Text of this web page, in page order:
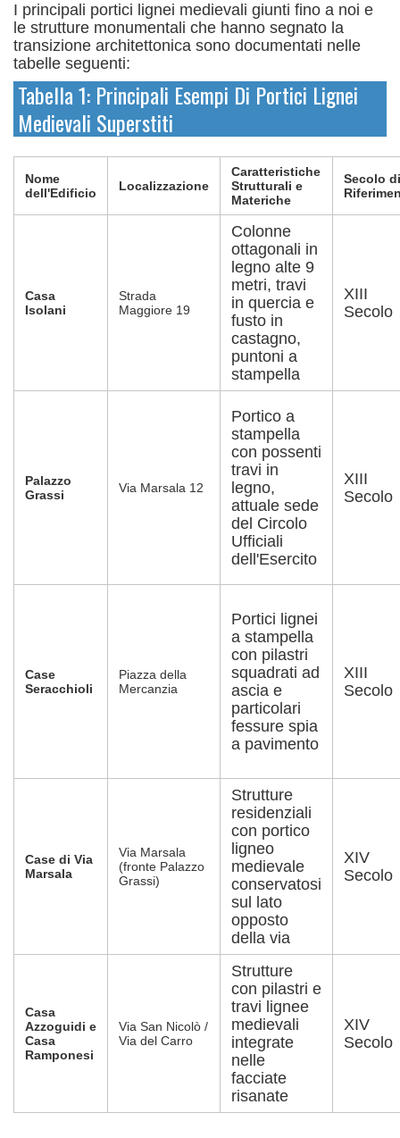
I principali portici lignei medievali giunti fino a noi e
le strutture monumentali che hanno segnato la
transizione architettonica sono documentati nelle
tabelle seguenti:
Tabella 1: Principali Esempi Di Portici Lignei
Medievali Superstiti
Nome
dell'Edificio
Localizzazione
Caratteristiche
Strutturali e
Materiche
Secolo di
Casa
Isolani
Strada
Maggiore 19
Colonne
ottagonali in
legno alte 9
metri, travi
in quercia e
fusto in
castagno,
puntoni a
stampella
XIII
Secolo
Palazzo
Grassi
Via Marsala 12
Portico a
stampella
con possenti
travi in
legno,
attuale sede
del Circolo
Ufficiali
dell'Esercito
XIII
Secolo
Case
Seracchioli
Piazza della
Mercanzia
Portici lignei
a stampella
con pilastri
squadrati ad
ascia e
particolari
fessure spia
a pavimento
XIII
Secolo
Case di Via
Marsala
Via Marsala
(fronte Palazzo
Grassi)
Strutture
residenziali
con portico
ligneo
medievale
conservatosi
sul lato
opposto
della via
XIV
Secolo
Casa
Azzoguidi e
Casa
Ramponesi
Via San Nicolò /
Via del Carro
Strutture
con pilastri e
travi lignee
medievali
integrate
nelle
facciate
risanate
XIV
Secolo